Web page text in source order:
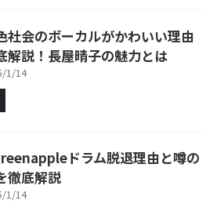
社会のボーカルがかわいい理由
解説！長屋晴子の魅力とは
1/14
ドラム脱退理由と噂の
徹底解説
1/14